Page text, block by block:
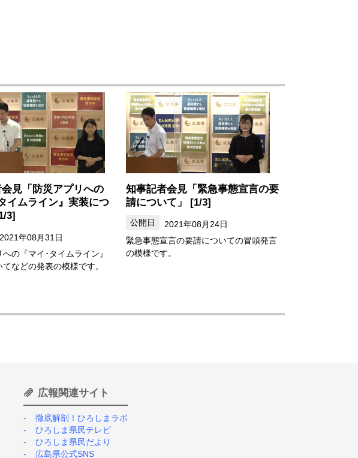
見「防災アプリへの
イムライン』実装につ
3]
2021年08月31日
の『マイ･タイムライン』
などの発表の模様です。
知事記者会見「緊急事態宣言の要
請について」 [1/3]
2021年08月24日
緊急事態宣言の要請についての冒頭発言
の模様です。
広報関連サイト
徹底解剖！ひろしまラボ
ひろしま県民テレビ
ひろしま県民だより
広島県公式SNS